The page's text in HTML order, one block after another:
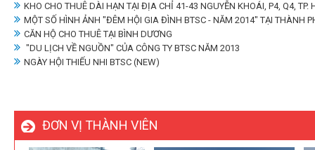
KHO CHO THUÊ DÀI HẠN TẠI ĐỊA CHỈ 41-43 NGUYỄN KHOÁI, P4, Q4, TP.
MỘT SỐ HÌNH ẢNH "ĐÊM HỘI GIA ĐÌNH BTSC - NĂM 2014" TẠI THÀNH
CĂN HỘ CHO THUÊ TẠI BÌNH DƯƠNG
"DU LỊCH VỀ NGUỒN" CỦA CÔNG TY BTSC NĂM 2013
NGÀY HỘI THIẾU NHI BTSC (NEW)
ĐƠN VỊ THÀNH VIÊN